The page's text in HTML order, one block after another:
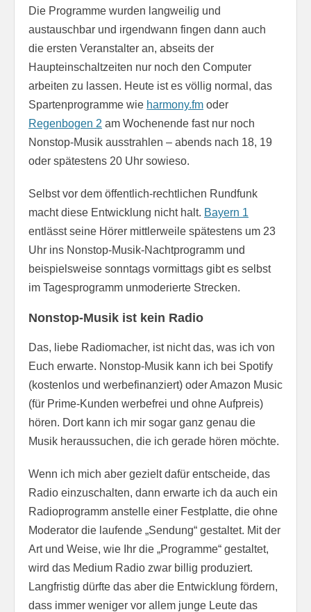
Die Programme wurden langweilig und
austauschbar und irgendwann fingen dann auch
die ersten Veranstalter an, abseits der
Haupteinschaltzeiten nur noch den Computer
arbeiten zu lassen. Heute ist es völlig normal, das
Spartenprogramme wie harmony.fm oder
Regenbogen 2 am Wochenende fast nur noch
Nonstop-Musik ausstrahlen – abends nach 18, 19
oder spätestens 20 Uhr sowieso.
Selbst vor dem öffentlich-rechtlichen Rundfunk
macht diese Entwicklung nicht halt. Bayern 1
entlässt seine Hörer mittlerweile spätestens um 23
Uhr ins Nonstop-Musik-Nachtprogramm und
beispielsweise sonntags vormittags gibt es selbst
im Tagesprogramm unmoderierte Strecken.
Nonstop-Musik ist kein Radio
Das, liebe Radiomacher, ist nicht das, was ich von
Euch erwarte. Nonstop-Musik kann ich bei Spotify
(kostenlos und werbefinanziert) oder Amazon Music
(für Prime-Kunden werbefrei und ohne Aufpreis)
hören. Dort kann ich mir sogar ganz genau die
Musik heraussuchen, die ich gerade hören möchte.
Wenn ich mich aber gezielt dafür entscheide, das
Radio einzuschalten, dann erwarte ich da auch ein
Radioprogramm anstelle einer Festplatte, die ohne
Moderator die laufende „Sendung“ gestaltet. Mit der
Art und Weise, wie Ihr die „Programme“ gestaltet,
wird das Medium Radio zwar billig produziert.
Langfristig dürfte das aber die Entwicklung fördern,
dass immer weniger vor allem junge Leute das